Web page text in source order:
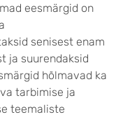
eesmärgid on
senisest enam
ja suurendaksid
hõlmavad ka
tarbimise ja
teemaliste